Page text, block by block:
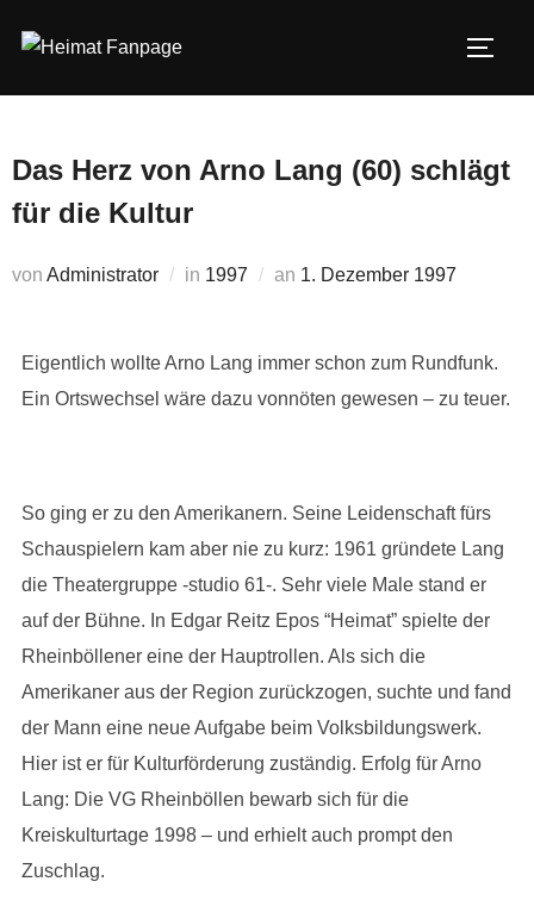
Inhalt
Das Herz von Arno Lang (60) schlägt
für die Kultur
von Administrator in 1997 an Veröffentlicht
1. Dezember 1997
Eigentlich wollte Arno Lang immer schon zum Rundfunk.
Ein Ortswechsel wäre dazu vonnöten gewesen – zu teuer.
So ging er zu den Amerikanern. Seine Leidenschaft fürs
Schauspielern kam aber nie zu kurz: 1961 gründete Lang
die Theatergruppe -studio 61-. Sehr viele Male stand er
auf der Bühne. In Edgar Reitz Epos “Heimat” spielte der
Rheinböllener eine der Hauptrollen. Als sich die
Amerikaner aus der Region zurückzogen, suchte und fand
der Mann eine neue Aufgabe beim Volksbildungswerk.
Hier ist er für Kulturförderung zuständig. Erfolg für Arno
Lang: Die VG Rheinböllen bewarb sich für die
Kreiskulturtage 1998 – und erhielt auch prompt den
Zuschlag.